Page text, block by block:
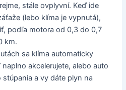
stále ovplyvní. Keď ide
(lebo klíma je vypnutá),
podľa motora od 0,3 do 0,7
km.
sa klíma automaticky
akcelerujete, alebo auto
stúpania a vy dáte plyn na